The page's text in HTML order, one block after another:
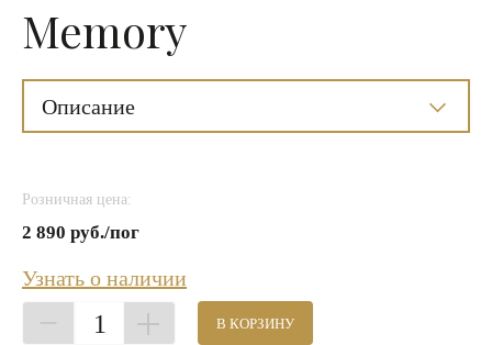
Memory
Описание
Розничная цена:
2 890 руб./пог
Узнать о наличии
1 В КОРЗИНУ